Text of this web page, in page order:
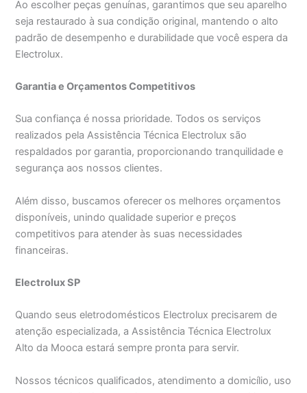
Ao escolher peças genuínas, garantimos que seu aparelho
seja restaurado à sua condição original, mantendo o alto
padrão de desempenho e durabilidade que você espera da
Electrolux.
Garantia e Orçamentos Competitivos
Sua confiança é nossa prioridade. Todos os serviços
realizados pela Assistência Técnica Electrolux são
respaldados por garantia, proporcionando tranquilidade e
segurança aos nossos clientes.
Além disso, buscamos oferecer os melhores orçamentos
disponíveis, unindo qualidade superior e preços
competitivos para atender às suas necessidades
financeiras.
Electrolux SP
Quando seus eletrodomésticos Electrolux precisarem de
atenção especializada, a Assistência Técnica Electrolux
Alto da Mooca estará sempre pronta para servir.
Nossos técnicos qualificados, atendimento a domicílio, uso